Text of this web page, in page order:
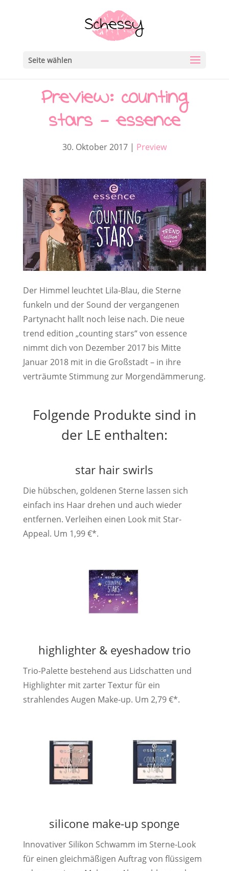
Seite wählen
Preview: counting
stars – essence
30. Oktober 2017| Preview
Der Himmel leuchtet Lila-Blau, die Sterne
funkeln und der Sound der vergangenen
Partynacht hallt noch leise nach. Die neue
trend edition „counting stars“ von essence
nimmt dich von Dezember 2017 bis Mitte
Januar 2018 mit in die Großstadt – in ihre
verträumte Stimmung zur Morgendämmerung.
Folgende Produkte sind in
der LE enthalten:
star hair swirls
Die hübschen, goldenen Sterne lassen sich
einfach ins Haar drehen und auch wieder
entfernen. Verleihen einen Look mit Star-
Appeal. Um 1,99 €*.
highlighter & eyeshadow trio
Trio-Palette bestehend aus Lidschatten und
Highlighter mit zarter Textur für ein
strahlendes Augen Make-up. Um 2,79 €*.
silicone make-up sponge
Innovativer Silikon Schwamm im Sterne-Look
für einen gleichmäßigen Auftrag von flüssigem